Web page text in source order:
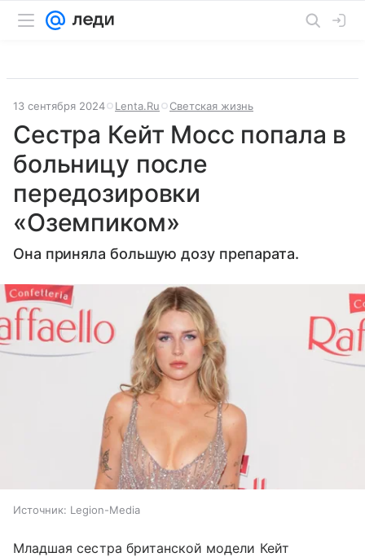
13 сентября 2024 Lenta.Ru Светская жизнь
Сестра Кейт Мосс попала в
больницу после
передозировки
«Оземпиком»
Она приняла большую дозу препарата.
Источник: Legion-Media
Младшая сестра британской модели Кейт